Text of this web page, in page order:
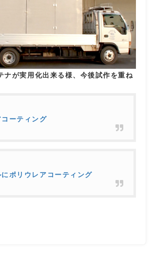
ナが実用化出来る様、今後試作を重ね
ーティング
ポリウレアコーティング